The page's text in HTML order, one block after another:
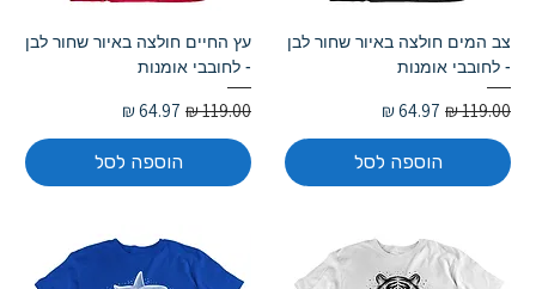
צב המים חולצה באיור שחור לבן
- לחובבי אומנות
מחיר רגיל מחיר מבצע
הוספה לסל
עץ החיים חולצה באיור שחור לבן
- לחובבי אומנות
מחיר רגיל מחיר מבצע
הוספה לסל